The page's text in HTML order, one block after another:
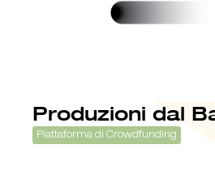
Produzioni dal
Piattaforma di Crowdfunding